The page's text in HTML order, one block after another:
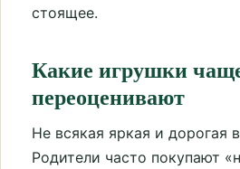
стоящее.
Какие игрушки
переоценивают
Не всякая яркая и дорогая
Родители часто покупают